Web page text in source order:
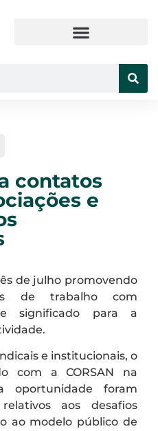
contatos
e
de julho promovendo
de trabalho com
significado para a
e institucionais, o
com a CORSAN na
oportunidade foram
aos desafios
ao modelo público de